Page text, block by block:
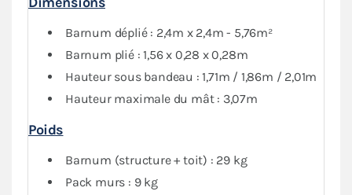
Lepack Fenêtres
murs avec fenêtre et d'un mur avec porte, vous
garantit une protection optimale contre les
intempéries. Vous pourrez fermer complètement votre
abri tout en conservant de la visibilité grâce au PVC
transparent.
Barnum déplié : 2,4m x 2,4m - 5,76m²
Barnum plié : 1,56 x 0,28 x 0,28m
Hauteur sous bandeau : 1,71m / 1,86m / 2,01m
Hauteur maximale du mât : 3,07m
Poids
Barnum (structure + toit) : 29 kg
Pack murs : 9 kg